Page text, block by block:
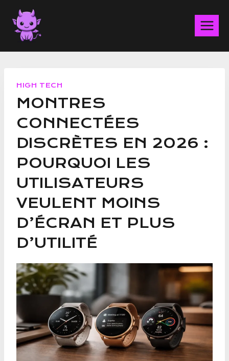
Aller
contenu
HIGH TECH
MONTRES
CONNECTÉES
DISCRÈTES EN 2026 :
POURQUOI LES
UTILISATEURS
VEULENT MOINS
D’ÉCRAN ET PLUS
D’UTILITÉ